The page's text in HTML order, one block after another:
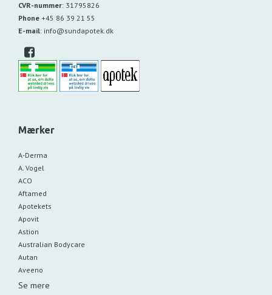
CVR-nummer: 31795826
Phone +45 86 39 21 55
E-mail: info@sundapotek.dk
Mærker
A-Derma
A. Vogel
ACO
Aftamed
Apotekets
Apovit
Astion
Australian Bodycare
Autan
Aveeno
Se mere